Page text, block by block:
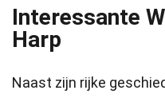
Interessante
Harp
Naast zijn rijke